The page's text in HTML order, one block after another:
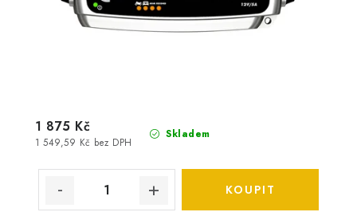
Skladem
1 549,59 Kč bez DPH
1 875 Kč